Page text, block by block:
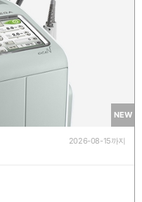
NEW
2026-08-15까지